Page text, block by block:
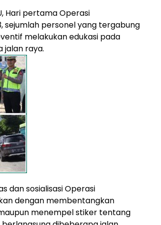
Hari pertama Operasi
sejumlah personel yang tergabung
melakukan edukasi pada
jalan raya.
dan sosialisasi Operasi
dengan membentangkan
menempel stiker tentang